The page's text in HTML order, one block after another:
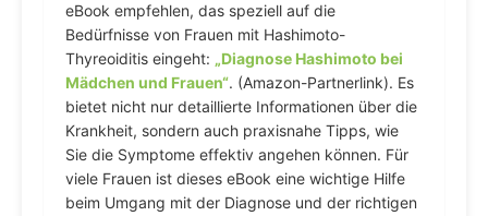
eBook empfehlen, das speziell auf die
Bedürfnisse von Frauen mit Hashimoto-
Thyreoiditis eingeht: „Diagnose Hashimoto bei
Mädchen und Frauen“. (Amazon-Partnerlink). Es
bietet nicht nur detaillierte Informationen über die
Krankheit, sondern auch praxisnahe Tipps, wie
Sie die Symptome effektiv angehen können. Für
viele Frauen ist dieses eBook eine wichtige Hilfe
beim Umgang mit der Diagnose und der richtigen